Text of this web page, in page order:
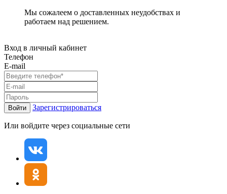
Мы сожалеем о доставленных неудобствах и
работаем над решением.
Вход в личный кабинет
Телефон
E-mail
Войти Зарегистрироваться
Или войдите через социальные сети